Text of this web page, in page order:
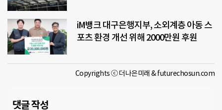
iM뱅크 대구은행지부, 소외계층 아동 스
포츠 환경 개선 위해 2000만원 후원
Copyrights ⓒ 더나은미래 & futurechosun.com
댓글 작성